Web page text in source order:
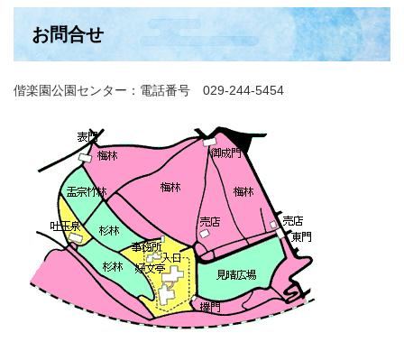
お問合せ
偕楽園公園センター：電話番号 029-244-5454